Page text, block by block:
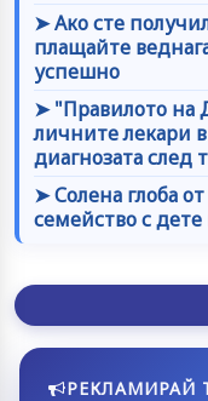
➤ Ако сте
плащайте
успешно
➤ "Правилото на
личните лекари
диагнозата след
➤ Солена глоба
семейство с
РЕКЛАМИРАЙ